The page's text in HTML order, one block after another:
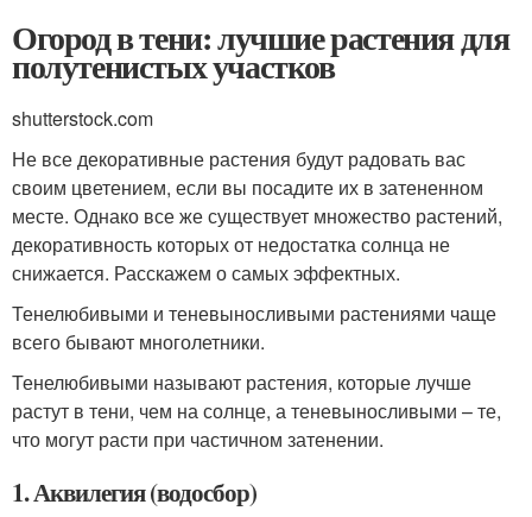
Огород в тени: лучшие растения для
полутенистых участков
shutterstock.com
Не все декоративные растения будут радовать вас
своим цветением, если вы посадите их в затененном
месте. Однако все же существует множество растений,
декоративность которых от недостатка солнца не
снижается. Расскажем о самых эффектных.
Тенелюбивыми и теневыносливыми растениями чаще
всего бывают многолетники.
Тенелюбивыми называют растения, которые лучше
растут в тени, чем на солнце, а теневыносливыми – те,
что могут расти при частичном затенении.
1. Аквилегия (водосбор)